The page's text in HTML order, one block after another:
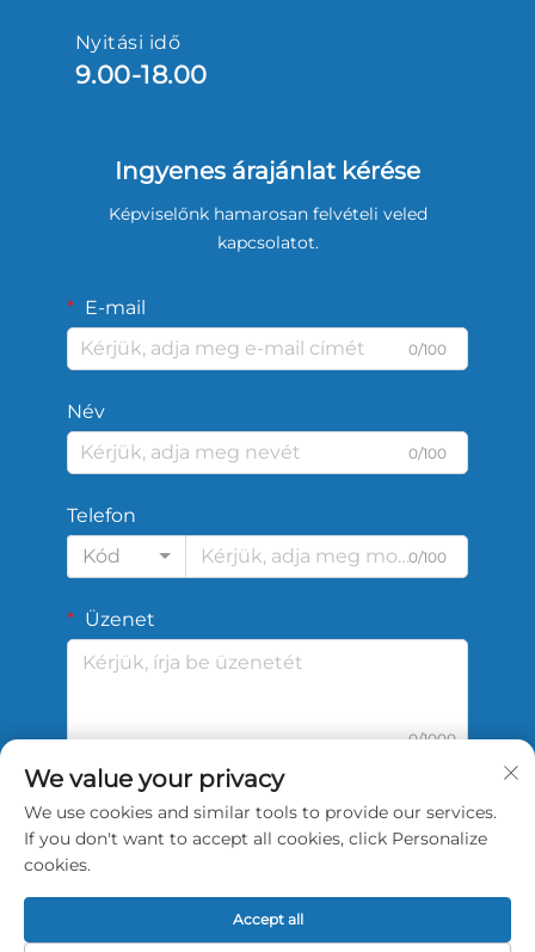
Nyitási idő
9.00-18.00
Ingyenes árajánlat kérése
Képviselőnk hamarosan felvételi veled
kapcsolatot.
E-mail
0/100
Név
0/100
Telefon
Kód
0/100
Üzenet
0/1000
Beküldés
We value your privacy
We use cookies and similar tools to provide our services.
If you don't want to accept all cookies, click Personalize
cookies.
Accept all